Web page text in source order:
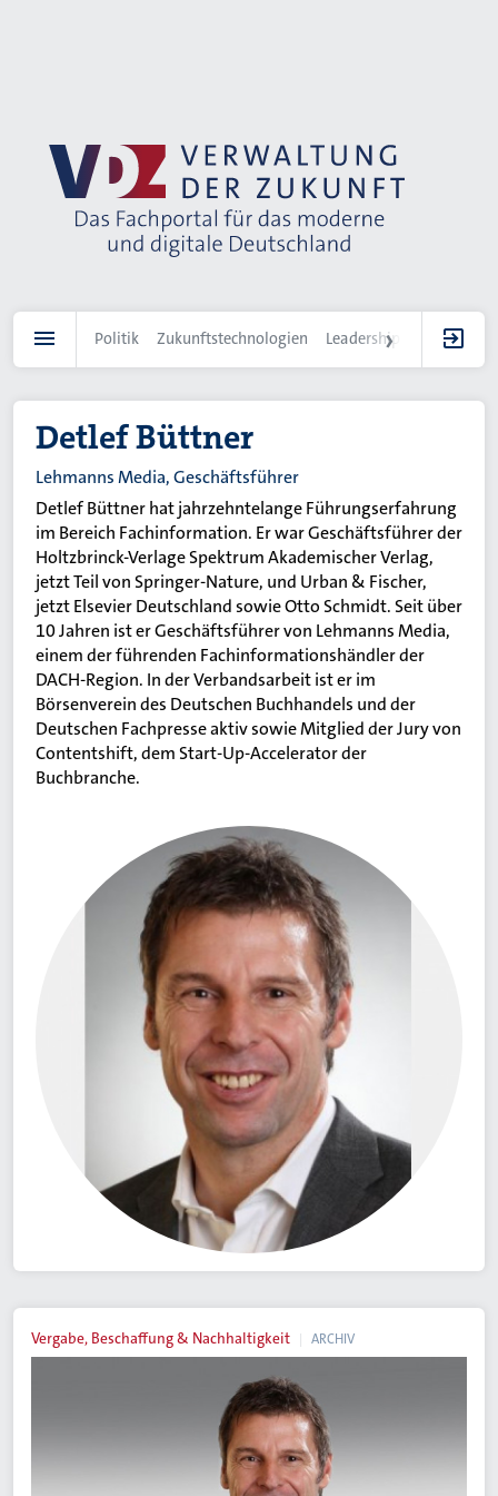
Politik Zukunftstechnologien Leadership IT-
Detlef Büttner
Lehmanns Media, Geschäftsführer
Detlef Büttner hat jahrzehntelange Führungserfahrung
im Bereich Fachinformation. Er war Geschäftsführer der
Holtzbrinck-Verlage Spektrum Akademischer Verlag,
jetzt Teil von Springer-Nature, und Urban & Fischer,
jetzt Elsevier Deutschland sowie Otto Schmidt. Seit über
10 Jahren ist er Geschäftsführer von Lehmanns Media,
einem der führenden Fachinformationshändler der
DACH-Region. In der Verbandsarbeit ist er im
Börsenverein des Deutschen Buchhandels und der
Deutschen Fachpresse aktiv sowie Mitglied der Jury von
Contentshift, dem Start-Up-Accelerator der
Buchbranche.
Vergabe, Beschaffung & Nachhaltigkeit ARCHIV